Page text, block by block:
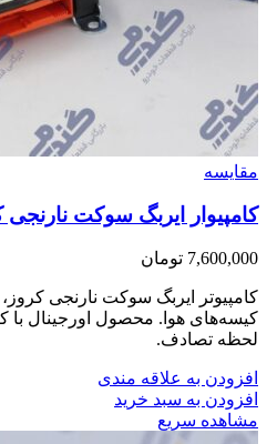
مقایسه
کامپیوار ایربگ سوکت نارنجی
7,600,000 تومان
کیسه‌های هوا. محصول اورجینال با
لحظه تصادف.
افزودن به علاقه مندی
افزودن به سبد خرید
مشاهده سریع